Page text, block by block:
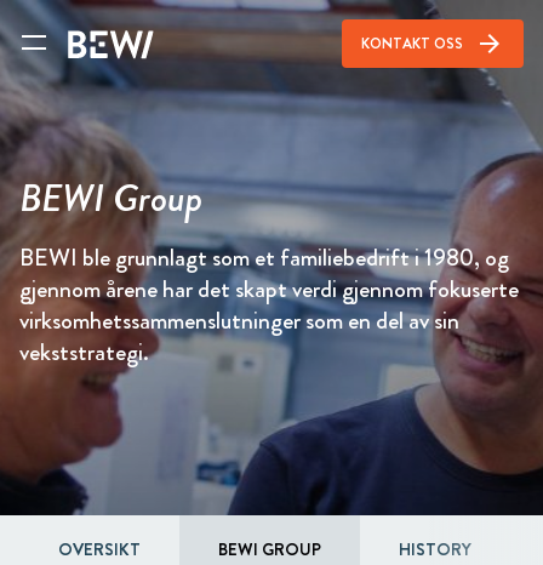
KONTAKT OSS arrow_forward
BEWI Group
BEWI ble grunnlagt som et familiebedrift i 1980, og
gjennom årene har det skapt verdi gjennom fokuserte
virksomhetssammenslutninger som en del av sin
vekststrategi.
OVERSIKT BEWI GROUP HISTORY